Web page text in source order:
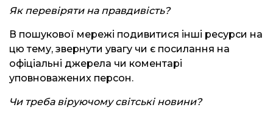
Як перевіряти на правдивість?
В пошукової мережі подивитися інші ресурси на
цю тему, звернути увагу чи є посилання на
офіціальні джерела чи коментарі
уповноважених персон.
Чи треба віруючому світські новини?